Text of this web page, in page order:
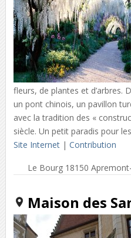
fleurs, de plantes et d’arbres.
un pont chinois, un pavillon
avec la tradition des «
siècle. Un petit paradis pour
Site Internet| Contribution
Le Bourg 18150
Maison des